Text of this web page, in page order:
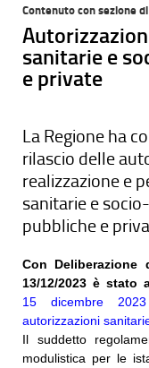
Contenuto con sezione
sanitarie e
e private
La Regione ha
rilascio delle
realizzazione e
sanitarie e
pubbliche e
Con Deliberazione
13/12/2023 è stato
15 dicembre
autorizzazioni
Il suddetto
modulistica per le